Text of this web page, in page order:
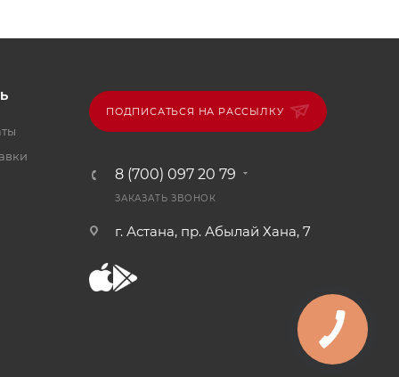
ПОДПИСАТЬСЯ НА РАССЫЛКУ
8 (700) 097 20 79
ЗАКАЗАТЬ ЗВОНОК
г. Астана, пр. Абылай Хана, 7